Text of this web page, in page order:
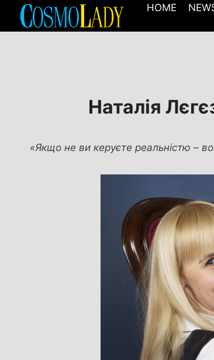
Перейти
HOME
Наталія
«Якщо не ви керуєте реальністю –